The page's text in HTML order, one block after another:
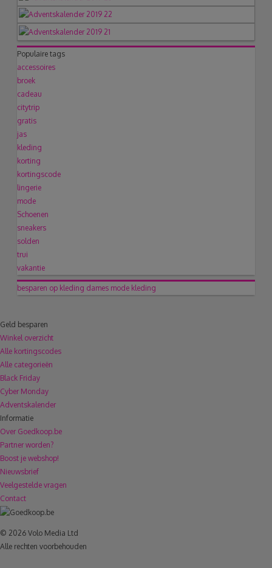
Populaire tags
accessoires
broek
cadeau
citytrip
gratis
jas
kleding
korting
kortingscode
lingerie
mode
Schoenen
sneakers
solden
trui
vakantie
besparen op kleding dames mode kleding
Geld besparen
Winkel overzicht
Alle kortingscodes
Alle categorieën
Black Friday
Cyber Monday
Adventskalender
Informatie
Over Goedkoop.be
Partner worden?
Boost je webshop!
Nieuwsbrief
Veelgestelde vragen
Contact
© 2026 Volo Media Ltd
Alle rechten voorbehouden